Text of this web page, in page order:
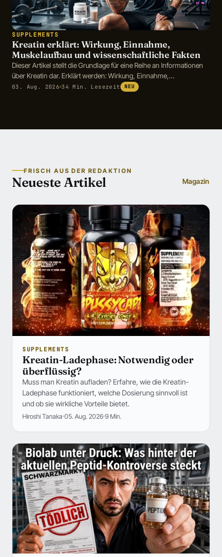
SUPPLEMENTS
Kreatin erklärt: Wirkung, Einnahme,
Muskelaufbau und wissenschaftliche Fakten
Dieser Artikel stellt die Grundlage für eine Reihe an Informationen
über Kreatin dar. Erklärt werden: Wirkung, Einnahme,
Muskelaufbau und wissenschaftliche Fakten
03. Aug. 2026 34 Min. Lesezeit NEU
FRISCH AUS DER REDAKTION
Neueste Artikel Magazin
SUPPLEMENTS
Kreatin-Ladephase: Notwendig oder
überflüssig?
Muss man Kreatin aufladen? Erfahre, wie die Kreatin-
Ladephase funktioniert, welche Dosierung sinnvoll ist
und ob sie wirkliche Vorteile bietet.
Hiroshi Tanaka 05. Aug. 2026 9 Min.